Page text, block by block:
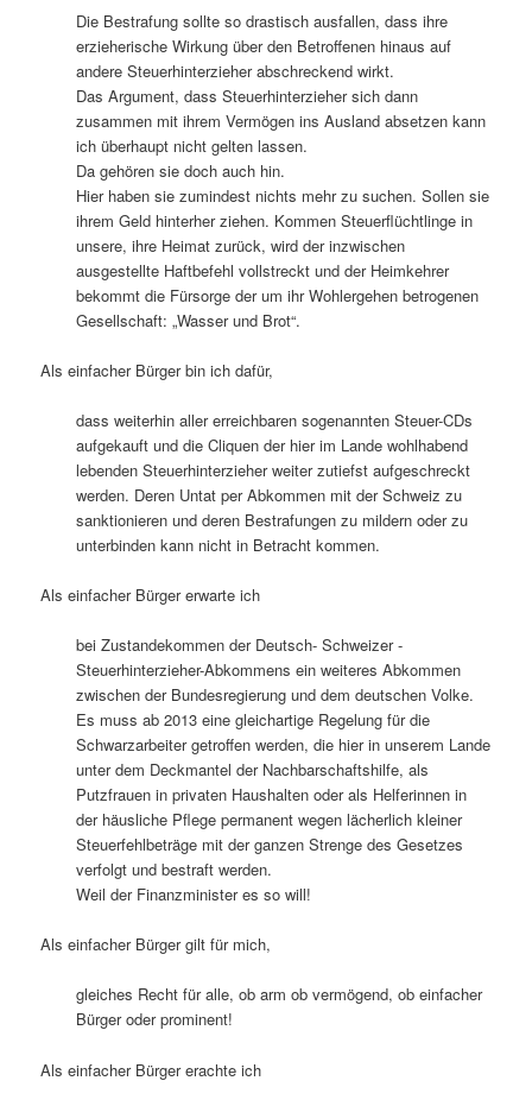
Die Bestrafung sollte so drastisch ausfallen, dass ihre
erzieherische Wirkung über den Betroffenen hinaus auf
andere Steuerhinterzieher abschreckend wirkt.
Das Argument, dass Steuerhinterzieher sich dann
zusammen mit ihrem Vermögen ins Ausland absetzen kann
ich überhaupt nicht gelten lassen.
Da gehören sie doch auch hin.
Hier haben sie zumindest nichts mehr zu suchen. Sollen sie
ihrem Geld hinterher ziehen. Kommen Steuerflüchtlinge in
unsere, ihre Heimat zurück, wird der inzwischen
ausgestellte Haftbefehl vollstreckt und der Heimkehrer
bekommt die Fürsorge der um ihr Wohlergehen betrogenen
Gesellschaft: „Wasser und Brot“.
Als einfacher Bürger bin ich dafür,
dass weiterhin aller erreichbaren sogenannten Steuer-CDs
aufgekauft und die Cliquen der hier im Lande wohlhabend
lebenden Steuerhinterzieher weiter zutiefst aufgeschreckt
werden. Deren Untat per Abkommen mit der Schweiz zu
sanktionieren und deren Bestrafungen zu mildern oder zu
unterbinden kann nicht in Betracht kommen.
Als einfacher Bürger erwarte ich
bei Zustandekommen der Deutsch- Schweizer -
Steuerhinterzieher-Abkommens ein weiteres Abkommen
zwischen der Bundesregierung und dem deutschen Volke.
Es muss ab 2013 eine gleichartige Regelung für die
Schwarzarbeiter getroffen werden, die hier in unserem Lande
unter dem Deckmantel der Nachbarschaftshilfe, als
Putzfrauen in privaten Haushalten oder als Helferinnen in
der häusliche Pflege permanent wegen lächerlich kleiner
Steuerfehlbeträge mit der ganzen Strenge des Gesetzes
verfolgt und bestraft werden.
Weil der Finanzminister es so will!
Als einfacher Bürger gilt für mich,
gleiches Recht für alle, ob arm ob vermögend, ob einfacher
Bürger oder prominent!
Als einfacher Bürger erachte ich